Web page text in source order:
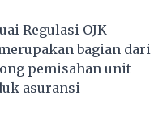
Regulasi OJK
bagian dari
pemisahan unit
asuransi